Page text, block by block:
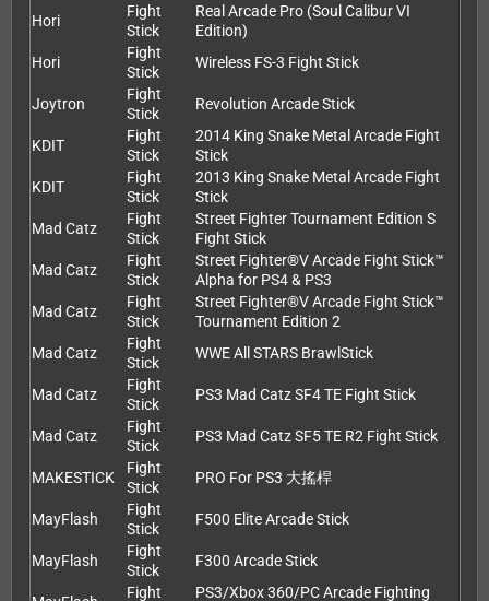
Hori
Fight
Stick
Real Arcade Pro (Soul Calibur VI
Edition)
Hori
Fight
Stick
Wireless FS-3 Fight Stick
Joytron
Fight
Stick
Revolution Arcade Stick
KDIT
Fight
Stick
2014 King Snake Metal Arcade Fight
Stick
KDIT
Fight
Stick
2013 King Snake Metal Arcade Fight
Stick
Mad Catz
Fight
Stick
Street Fighter Tournament Edition S
Fight Stick
Mad Catz
Fight
Stick
Street Fighter®V Arcade Fight Stick™
Alpha for PS4 & PS3
Mad Catz
Fight
Stick
Street Fighter®V Arcade Fight Stick™
Tournament Edition 2
Mad Catz
Fight
Stick
WWE All STARS BrawlStick
Mad Catz
Fight
Stick
PS3 Mad Catz SF4 TE Fight Stick
Mad Catz
Fight
Stick
PS3 Mad Catz SF5 TE R2 Fight Stick
MAKESTICK
Fight
Stick
PRO For PS3 大搖桿
MayFlash
Fight
Stick
F500 Elite Arcade Stick
MayFlash
Fight
Stick
F300 Arcade Stick
Fight PS3/Xbox 360/PC Arcade Fighting